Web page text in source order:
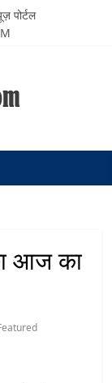
पोर्टल
आज का